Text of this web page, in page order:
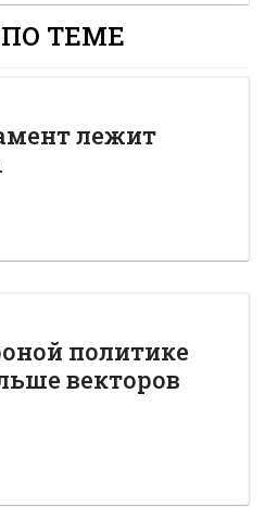
ТЕМЕ
лежит
политике
векторов